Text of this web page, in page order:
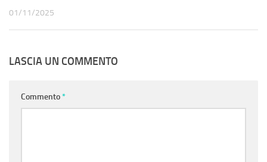
01/11/2025
LASCIA UN COMMENTO
Commento*